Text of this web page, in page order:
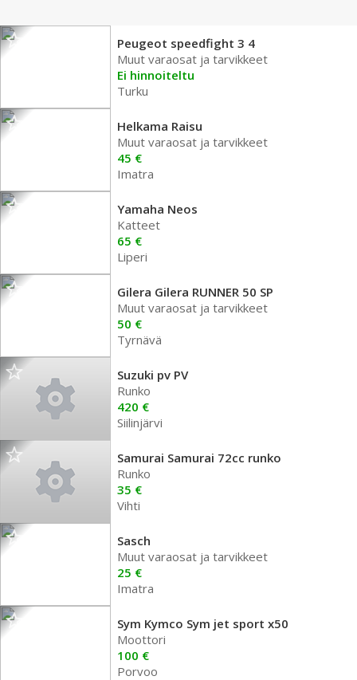
Peugeot speedfight 3 4
Muut varaosat ja tarvikkeet
Ei hinnoiteltu
Turku
Helkama Raisu
Muut varaosat ja tarvikkeet
45 €
Imatra
Yamaha Neos
Katteet
65 €
Liperi
Gilera Gilera RUNNER 50 SP
Muut varaosat ja tarvikkeet
50 €
Tyrnävä
Suzuki pv PV
Runko
420 €
Siilinjärvi
Samurai Samurai 72cc runko
Runko
35 €
Vihti
Sasch
Muut varaosat ja tarvikkeet
25 €
Imatra
Sym Kymco Sym jet sport x50
Moottori
100 €
Porvoo